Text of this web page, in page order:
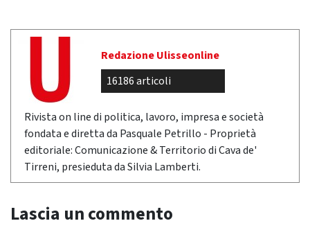
Redazione Ulisseonline
16186 articoli
Rivista on line di politica, lavoro, impresa e società
fondata e diretta da Pasquale Petrillo - Proprietà
editoriale: Comunicazione & Territorio di Cava de'
Tirreni, presieduta da Silvia Lamberti.
Lascia un commento